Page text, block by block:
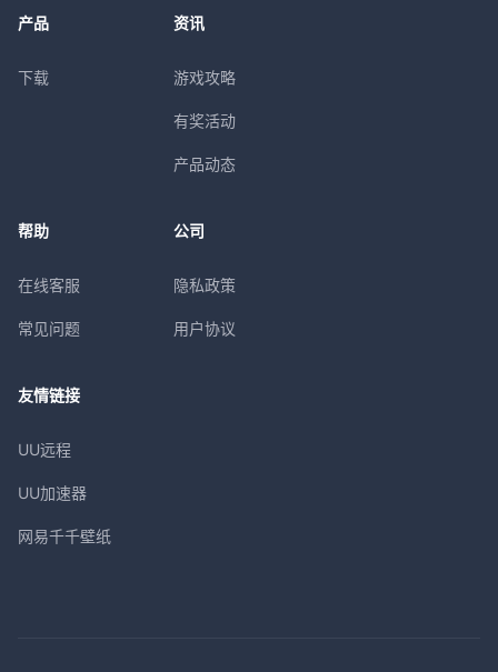
产品
下载
资讯
游戏攻略
有奖活动
产品动态
帮助
在线客服
常见问题
公司
隐私政策
用户协议
友情链接
UU远程
UU加速器
网易千千壁纸